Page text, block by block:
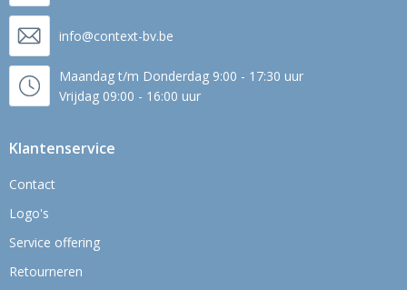
info@context-bv.be
Maandag t/m Donderdag 9:00 - 17:30 uur
Vrijdag 09:00 - 16:00 uur
Klantenservice
Contact
Logo's
Service offering
Retourneren